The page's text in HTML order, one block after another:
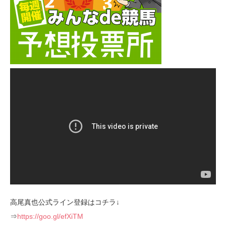
高尾真也公式ライン登録はコチラ↓
⇒https://goo.gl/efXiTM